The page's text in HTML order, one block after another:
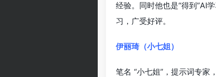
经验。同时他也是“得到”AI
习，广受好评。
伊丽琦（小七姐）
笔名 “小七姐”，提示词专家